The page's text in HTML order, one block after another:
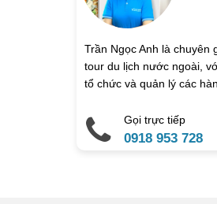
Địa chỉ liên hệ
Điện thoại di động
Ghi chú thêm
Trần Ngọc Anh là chuyên
tour du lịch nước ngoài,
tổ chức và quản lý các
Gọi trực tiếp
0918 953 728